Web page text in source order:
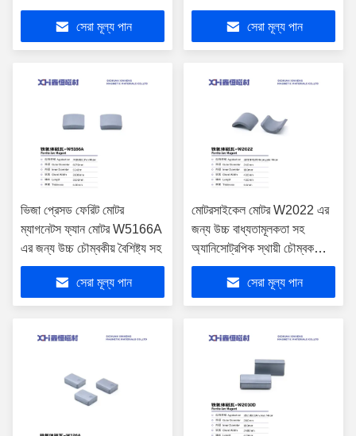
সেরা মূল্য পান সেরা মূল্য পান
ভিজা প্রেসড ফেরিট মোটর
ম্যাগনেটস ফ্যান মোটর W5166A
এর জন্য উচ্চ চৌম্বকীয় বৈশিষ্ট্য সহ
সেরা মূল্য পান
মোটরসাইকেল মোটর W2022 এর
জন্য উচ্চ বাধ্যতামূলকতা সহ
অ্যানিসোট্রপিক স্থায়ী চৌম্বক
ফেরিট
সেরা মূল্য পান